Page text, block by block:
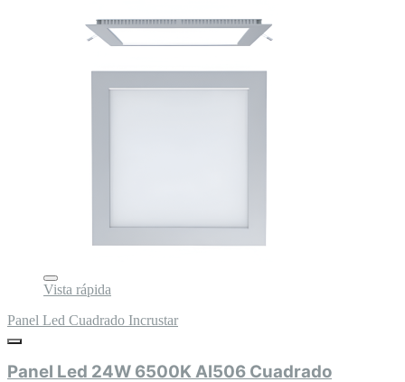
Vista rápida
Panel Led Cuadrado Incrustar
Panel Led 24W 6500K Al506 Cuadrado